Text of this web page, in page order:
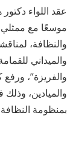
عقد اللواء
موسعًا مع ممثلي
والنظافة،
والميداني
والفريزة”،
والميادين،
بمنظومة